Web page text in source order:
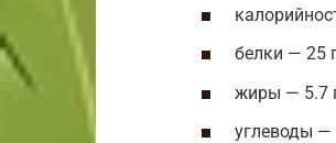
белки — 25
жиры — 5.7
углеводы —